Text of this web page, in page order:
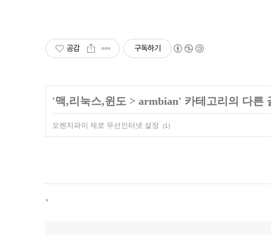
공감 구독하기
'맥,리눅스,윈도 > armbian' 카테고리의 다른
오렌지파이 제로 무선인터넷 설정 (1)
,